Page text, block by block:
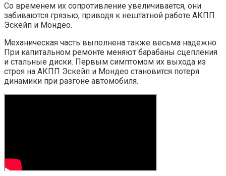
Со временем их сопротивление увеличивается, они
забиваются грязью, приводя к нештатной работе АКПП
Эскейп и Мондео.
Механическая часть выполнена также весьма надежно.
При капитальном ремонте меняют барабаны сцепления
и стальные диски. Первым симптомом их выхода из
строя на АКПП Эскейп и Мондео становится потеря
динамики при разгоне автомобиля.